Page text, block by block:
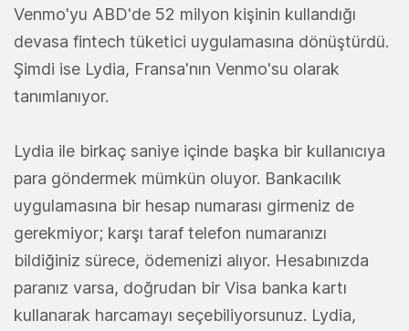
Venmo'yu ABD'de 52 milyon kişinin kullandığı
devasa fintech tüketici uygulamasına dönüştürdü.
Şimdi ise Lydia, Fransa'nın Venmo'su olarak
tanımlanıyor.
Lydia ile birkaç saniye içinde başka bir kullanıcıya
para göndermek mümkün oluyor. Bankacılık
uygulamasına bir hesap numarası girmeniz de
gerekmiyor; karşı taraf telefon numaranızı
bildiğiniz sürece, ödemenizi alıyor. Hesabınızda
paranız varsa, doğrudan bir Visa banka kartı
kullanarak harcamayı seçebiliyorsunuz. Lydia,